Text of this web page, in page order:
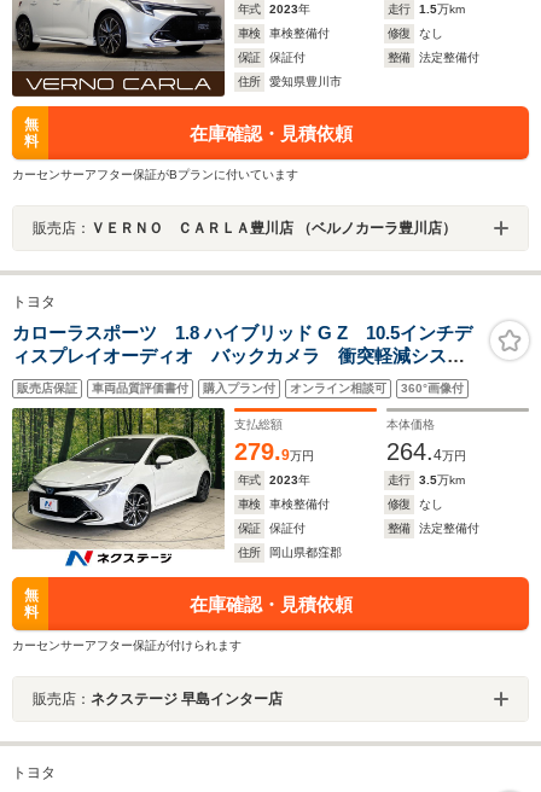
年式
2023年 走行 1.5万km
車検
車検整備付 修復
なし
保証
保証付 整備
法定整備付
住所
愛知県豊川市
無
料
在庫確認・見積依頼
カーセンサーアフター保証がBプランに付いています
販売店： ＶＥＲＮＯ ＣＡＲＬＡ豊川店 （ベルノカーラ豊川店）
トヨタ
カローラスポーツ 1.8 ハイブリッド G Z 10.5インチデ
ィスプレイオーディオ バックカメラ 衝突軽減システ
ム 禁煙車 シートヒーター LEDヘッドライト レー
ダークルーズコントロール クリアランスソナー 純正
18インチアルミホイール
販売店保証 車両品質評価書付 購入プラン付 オンライン相談可 360°画像付
支払総額
279.9万円
本体価格
264.4万円
年式
2023年 走行 3.5万km
車検
車検整備付 修復
なし
保証
保証付 整備
法定整備付
住所
岡山県都窪郡
無
料
在庫確認・見積依頼
カーセンサーアフター保証が付けられます
販売店： ネクステージ 早島インター店
トヨタ